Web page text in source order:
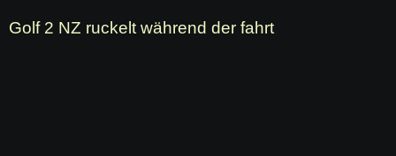
Golf 2 NZ ruckelt während der fahrt